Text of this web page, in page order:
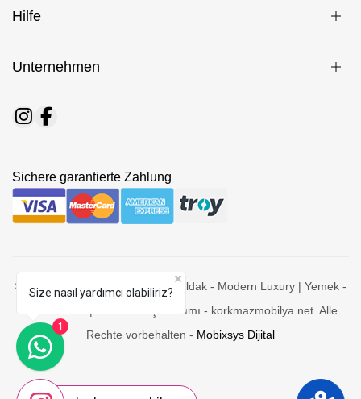
Hilfe
Unternehmen
Sichere garantierte Zahlung
© 2026 Korkmaz Mobilya - Zonguldak - Modern Luxury | Yemek -
Yatak Odası | Koltuk - Köşe Takımı - korkmazmobilya.net. Alle
Rechte vorbehalten - Mobixsys Dijital
Size nasıl yardımcı olabiliriz?
1